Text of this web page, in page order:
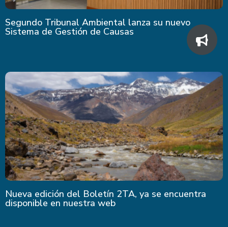
Segundo Tribunal Ambiental lanza su nuevo
Sistema de Gestión de Causas
Nueva edición del Boletín 2TA, ya se encuentra
disponible en nuestra web